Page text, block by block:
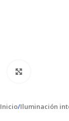
Inicio Iluminación